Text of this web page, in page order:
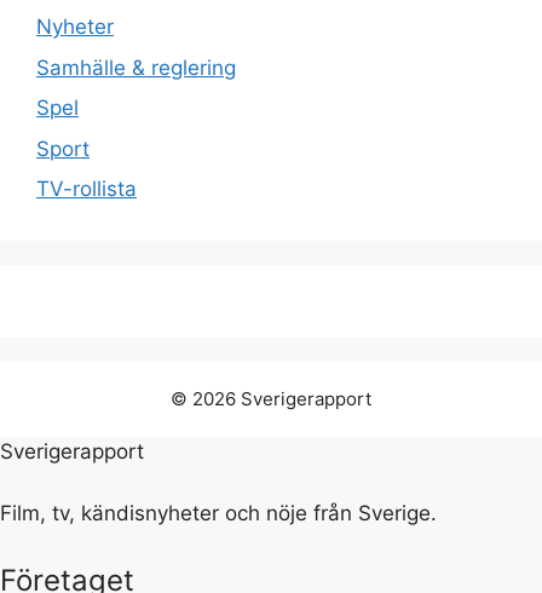
Nyheter
Samhälle & reglering
Spel
Sport
TV-rollista
© 2026 Sverigerapport
Sverigerapport
Film, tv, kändisnyheter och nöje från Sverige.
Företaget